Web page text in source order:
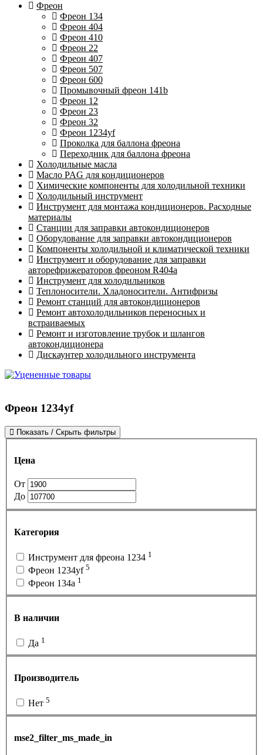
Фреон
Фреон 134
Фреон 404
Фреон 410
Фреон 22
Фреон 407
Фреон 507
Фреон 600
Промывочный фреон 141b
Фреон 12
Фреон 23
Фреон 32
Фреон 1234yf
Проколка для баллона фреона
Переходник для баллона фреона
Холодильные масла
Масло PAG для кондиционеров
Химические компоненты для холодильной техники
Холодильный инструмент
Инструмент для монтажа кондиционеров. Расходные
материалы
Станции для заправки автокондиционеров
Оборудование для заправки автокондиционеров
Компоненты холодильной и климатической техники
Инструмент и оборудование для заправки
авторефрижераторов фреоном R404a
Инструмент для холодильников
Теплоносители. Хладоносители. Антифризы
Ремонт станций для автокондиционеров
Ремонт автохолодильников переносных и
встраиваемых
Ремонт и изготовление трубок и шлангов
автокондиционера
Дискаунтер холодильного инструмента
Фреон 1234yf
Показать / Скрыть фильтры
Цена
От
До
Категория
Инструмент для фреона 1234 1
Фреон 1234yf 5
Фреон 134a 1
В наличии
Да 1
Производитель
Нет 5
mse2_filter_ms_made_in